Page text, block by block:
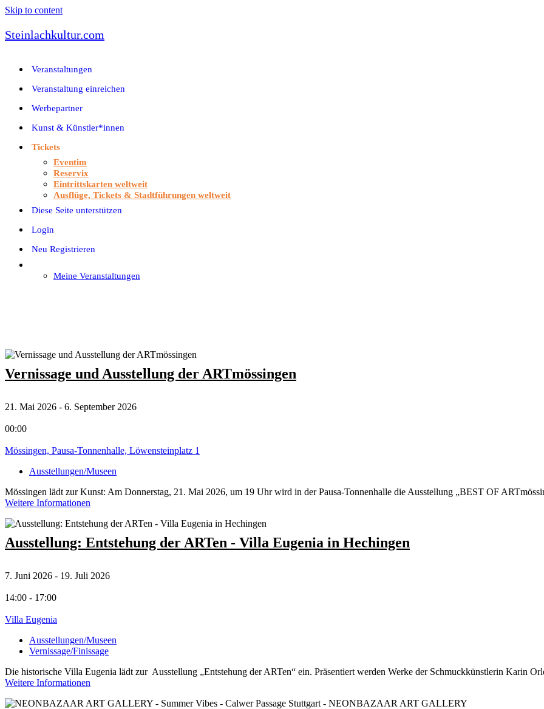
Skip to content
Steinlachkultur.com
Veranstaltungen
Veranstaltung einreichen
Werbepartner
Kunst & Künstler*innen
Tickets
Eventim
Reservix
Eintrittskarten weltweit
Ausflüge, Tickets & Stadtführungen weltweit
Diese Seite unterstützen
Login
Neu Registrieren
Meine Veranstaltungen
Vernissage und Ausstellung der ARTmössingen
21. Mai 2026 - 6. September 2026
00:00
Mössingen, Pausa-Tonnenhalle, Löwensteinplatz 1
Ausstellungen/Museen
Mössingen lädt zur Kunst: Am Donnerstag, 21. Mai 2026, um 19 Uhr wird in der Pausa-Tonnenhalle die Ausstellung „BEST OF
Weitere Informationen
Ausstellung: Entstehung der ARTen - Villa Eugenia in Hechingen
7. Juni 2026 - 19. Juli 2026
14:00 - 17:00
Villa Eugenia
Ausstellungen/Museen
Vernissage/Finissage
Die historische Villa Eugenia lädt zur Ausstellung „Entstehung der ARTen“ ein. Präsentiert werden Werke der Schmuckkünstlerin Karin
Weitere Informationen